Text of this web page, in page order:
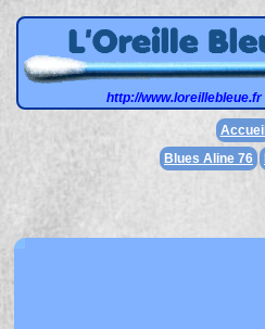
http://www.loreillebleue.fr
Accueil
Blues Aline 76